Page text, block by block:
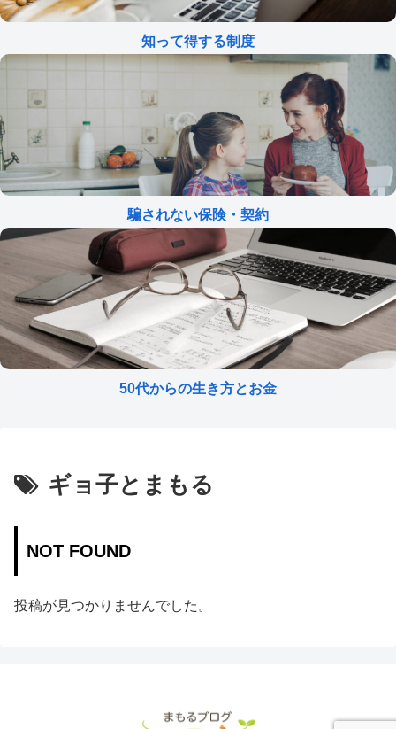
知って得する制度
騙されない保険・契約
50代からの生き方とお金
ギョ子とまもる
NOT FOUND
投稿が見つかりませんでした。